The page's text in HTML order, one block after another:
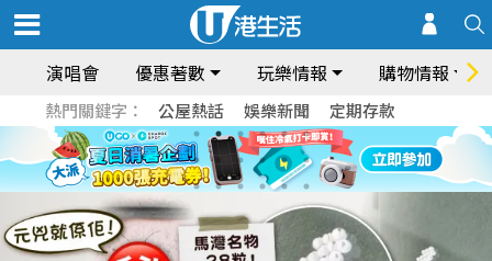
演唱會 優惠著數 玩樂情報 購物情報
熱門關鍵字： 公屋熱話 娛樂新聞 定期存款